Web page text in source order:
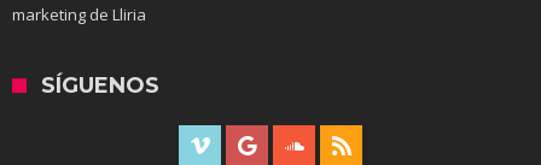
marketing de Lliria
SÍGUENOS